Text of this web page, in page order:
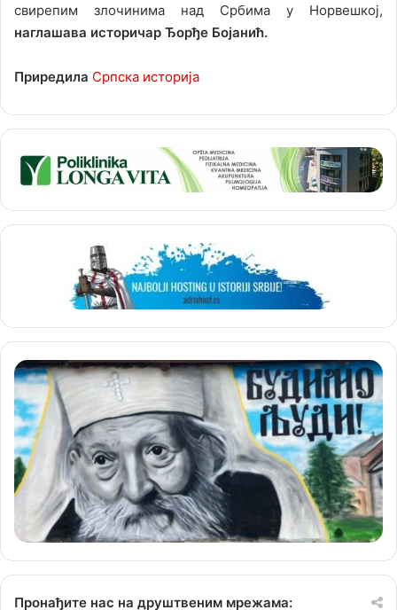
свирепим злочинима над Србима у Норвешкој,
наглашава историчар Ђорђе Бојанић.
Приредила Српска историја
Пронађите нас на друштвеним мрежама: